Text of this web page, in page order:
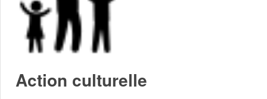
Action culturelle